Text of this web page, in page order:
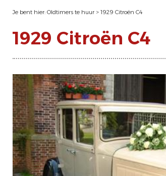
Je bent hier: Oldtimers te huur > 1929 Citroën C4
1929 Citroën C4